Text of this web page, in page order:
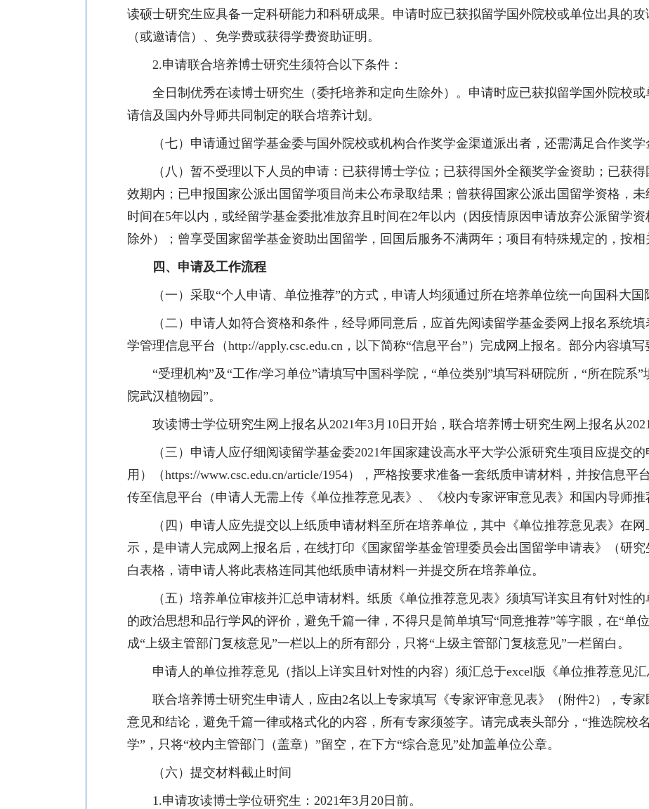
读硕士研究生应具备一定科研能力和科研成果。申请时应已获拟留学国外院校或单位出具的
（或邀请信）、免学费或获得学费资助证明。
2.申请联合培养博士研究生须符合以下条件：
全日制优秀在读博士研究生（委托培养和定向生除外）。申请时应已获拟留学国外院校
请信及国内外导师共同制定的联合培养计划。
（七）申请通过留学基金委与国外院校或机构合作奖学金渠道派出者，还需满足合作奖学
（八）暂不受理以下人员的申请：已获得博士学位；已获得国外全额奖学金资助；已获
效期内；已申报国家公派出国留学项目尚未公布录取结果；曾获得国家公派出国留学资格，
时间在5年以内，或经留学基金委批准放弃且时间在2年以内（因疫情原因申请放弃公派留学
除外）；曾享受国家留学基金资助出国留学，回国后服务不满两年；项目有特殊规定的，按相
四、申请及工作流程
（一）采取“个人申请、单位推荐”的方式，申请人均须通过所在培养单位统一向国科大国
（二）申请人如符合资格和条件，经导师同意后，应首先阅读留学基金委网上报名系统
学管理信息平台（http://apply.csc.edu.cn ，以下简称“信息平台” ）完成网上报名。部分内容填写
“受理机构”及“工作/学习单位”请填写中国科学院，“单位类别”填写科研院所，“所在院系
院武汉植物园”。
攻读博士学位研究生网上报名从2021年3 月 10日开始，联合培养博士研究生网上报名从2021
（三）申请人应仔细阅读留学基金委2021年国家建设高水平大学公派研究生项目应提交
用）（https://www.csc.edu.cn/article/1954），严格按要求准备一套纸质申请材料，并按信息平
传至信息平台（申请人无需上传《单位推荐意见表》、《校内专家评审意见表》和国内导师推
（四）申请人应先提交以上纸质申请材料至所在培养单位，其中《单位推荐意见表》在
示，是申请人完成网上报名后，在线打印《国家留学基金管理委员会出国留学申请表》（研
白表格， 请申请人将此表格连同其他纸质申请材料一并提交所在培养单位。
（五）培养单位审核并汇总申请材料。纸质《单位推荐意见表》须填写详实且有针对性
的政治思想和品行学风的评价，避免千篇一律，不得只是简单填写“同意推荐”等字眼，在“单位
成“上级主管部门复核意见”一栏以上的所有部分，只将“上级主管部门复核意见”一栏留白。
申请人的单位推荐意见（指以上详实且针对性的内容）须汇总于excel版《单位推荐意见
联合培养博士研究生申请人，应由2名以上专家填写《专家评审意见表》（附件2 ），专
意见和结论，避免千篇一律或格式化的内容，所有专家须签字。请完成表头部分，“推选院校
学”，只将“校内主管部门（盖章）”留空，在下方“综合意见”处加盖单位公章。
（六）提交材料截止时间
1.申请攻读博士学位研究生： 2021年3 月 20日前。